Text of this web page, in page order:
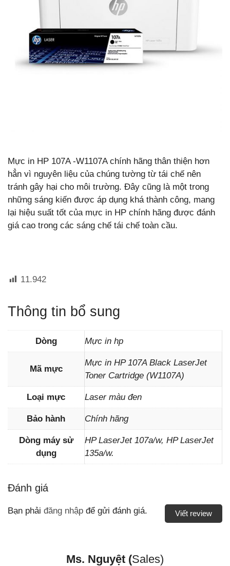
Mực in HP 107A -W1107A chính hãng thân thiện hơn
hẳn vì nguyên liệu của chúng tường từ tái chế nên
tránh gây hại cho môi trường. Đây cũng là một trong
những sáng kiến được áp dụng khá thành công, mang
lại hiệu suất tốt của mực in HP chính hãng được đánh
giá cao trong các sáng chế tái chế toàn cầu.
11.942
Thông tin bổ sung
Dòng Mực in hp
Mã mực
Mực in HP 107A Black LaserJet
Toner Cartridge (W1107A)
Loại mực Laser màu đen
Bảo hành Chính hãng
Dòng máy sử
dụng
HP LaserJet 107a/w, HP LaserJet
135a/w.
Đánh giá
Viết review
Bạn phải đăng nhập để gửi đánh giá.
Ms. Nguyệt (Sales)